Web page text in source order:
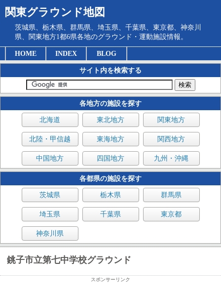
関東グラウンド地図
茨城県、栃木県、群馬県、埼玉県、千葉県、東京都、神奈川
県、関東地方1都6県各地のグラウンド・運動施設情報。
HOME INDEX BLOG
サイト内を検索する
各地方の施設を探す
北海道 東北地方 関東地方
北陸・甲信越 東海地方 関西地方
中国地方 四国地方 九州・沖縄
各都県の施設を探す
茨城県 栃木県 群馬県
埼玉県 千葉県 東京都
神奈川県
銚子市立第七中学校グラウンド
スポンサーリンク